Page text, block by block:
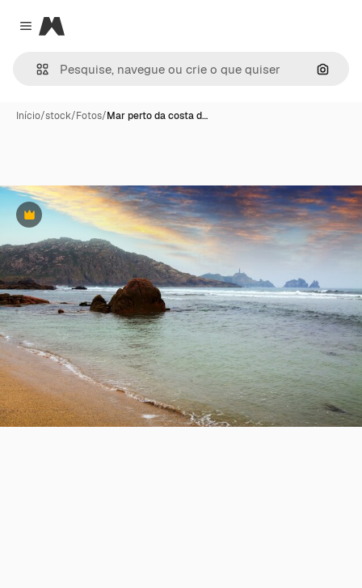
Close menu
Magnific
Início/stock/Fotos/Mar perto da costa d…
Premium